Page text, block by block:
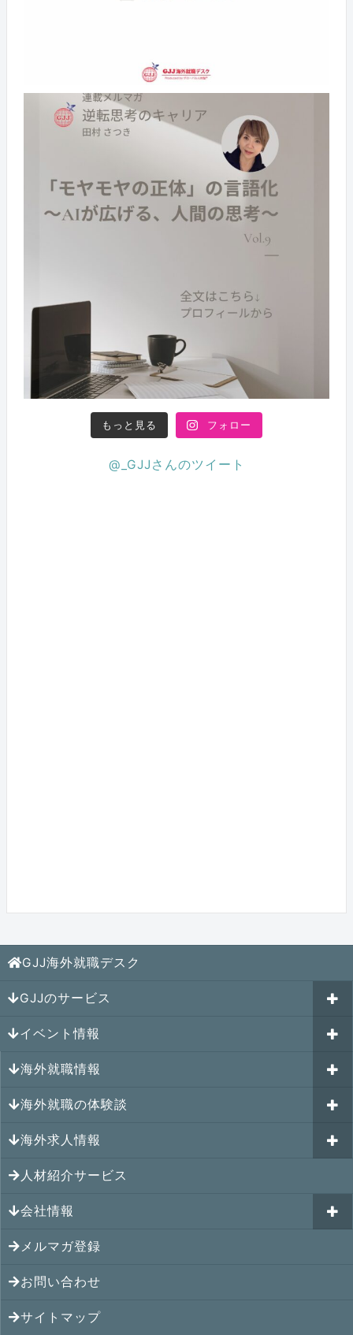
もっと見る フォロー
@_GJJさんのツイート
GJJ海外就職デスク
GJJのサービス
海外就職カウンセリング
はじめての海外就職セミナー
キャリアパスポートAI
GJJキャリア伴走プログラム
GJJキャリアコミュニティ
イベント情報
参加受付中のイベント
過去のイベント一覧
海外就職情報
アメリカの就職情報
カナダの就職情報
メキシコの就職情報
ヨーロッパの就職情報
オセアニアの就職情報
シンガポールの就職情報
マレーシアの就職情報
海外就職の体験談
海外就職その後の体験談
シンガポール就職の体験談
マレーシア就職の体験談
タイ就職の体験談
ベトナム就職の体験談
インドネシア就職の体験談
海外求人情報
シンガポールの求人
マレーシアの求人
タイの求人
ベトナムの求人
インドネシアの求人
人材紹介サービス
会社情報
アクセス
メンバー紹介
提携先
メルマガ登録
お問い合わせ
サイトマップ